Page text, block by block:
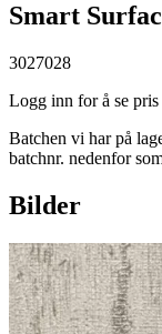
Smart
3027028
Logg inn for å se pris
Batchen vi har på
batchnr. nedenfor
Bilder